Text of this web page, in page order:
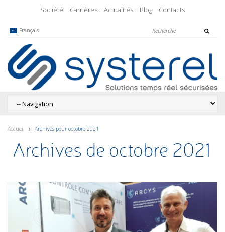
Société Carrières Actualités Blog Contacts
Français
Accueil Archives pour octobre 2021
Archives de octobre 2021